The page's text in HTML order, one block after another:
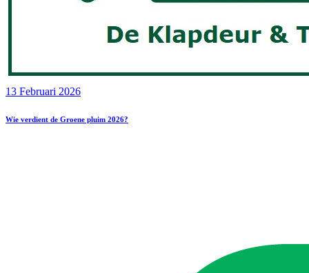
13 Februari 2026
Wie verdient de Groene pluim 2026?